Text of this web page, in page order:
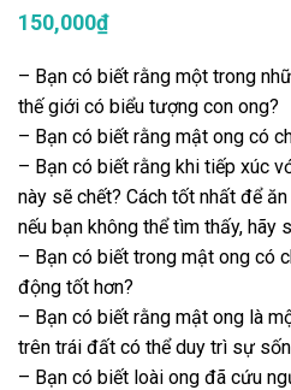
150,000₫
– Bạn có biết rằng một trong
thế giới có biểu tượng con ong?
– Bạn có biết rằng mật ong có
– Bạn có biết rằng khi tiếp xúc
này sẽ chết? Cách tốt nhất để
nếu bạn không thể tìm thấy, hãy
– Bạn có biết trong mật ong có
động tốt hơn?
– Bạn có biết rằng mật ong là
trên trái đất có thể duy trì sự
– Bạn có biết loài ong đã cứu